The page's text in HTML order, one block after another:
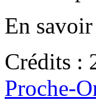
En
Crédits :
Proche-